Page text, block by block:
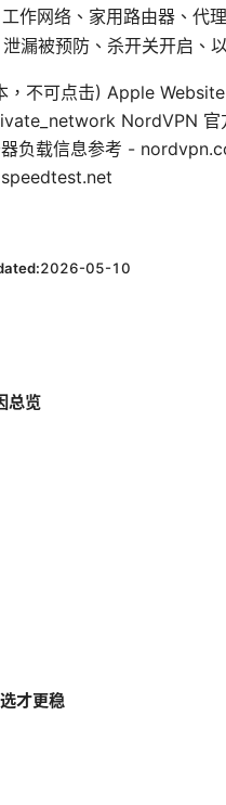
作网络、家用路由器、代
漏被预防、杀开关开启、
，不可点击) Apple
NordVPN
负载信息参考 -
2026-05-10
总览
才更稳